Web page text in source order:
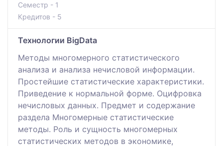
Семестр - 1
Кредитов - 5
Технологии BigData
Методы многомерного статистического
анализа и анализа нечисловой информации.
Простейшие статистические характеристики.
Приведение к нормальной форме. Оцифровка
нечисловых данных. Предмет и содержание
раздела Многомерные статистические
методы. Роль и сущность многомерных
статистических методов в экономике,